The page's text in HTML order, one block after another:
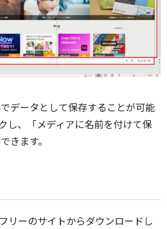
データとして保存することが可能
し、「メディアに名前を付けて保
きます。
リーのサイトからダウンロードし